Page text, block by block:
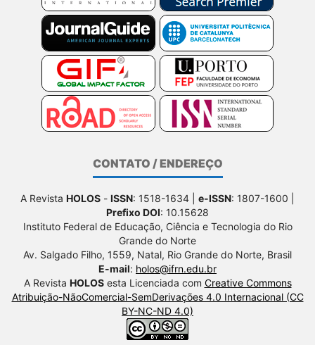
CONTATO / ENDEREÇO
A Revista HOLOS - ISSN: 1518-1634 | e-ISSN: 1807-1600 |
Prefixo DOI: 10.15628
Instituto Federal de Educação, Ciência e Tecnologia do Rio
Grande do Norte
Av. Salgado Filho, 1559, Natal, Rio Grande do Norte, Brasil
E-mail: holos@ifrn.edu.br
A Revista HOLOSesta Licenciada com Creative Commons
Atribuição-NãoComercial-SemDerivações 4.0 Internacional (CC
BY-NC-ND 4.0)